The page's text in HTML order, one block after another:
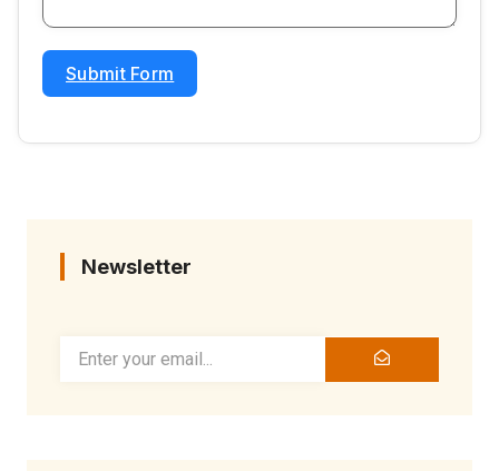
Submit Form
Newsletter